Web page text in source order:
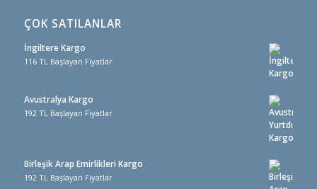
ÇOK SATILANLAR
İngiltere Kargo
116 TL Başlayan Fiyatlar
Avustralya Kargo
192 TL Başlayan Fiyatlar
Birleşik Arap Emirlikleri Kargo
192 TL Başlayan Fiyatlar